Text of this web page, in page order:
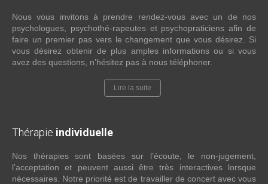
Nous vous invitons à prendre rendez-vous avec un de nos
psychologues, psychothé-rapeutes et psychopraticiens afin de
faire un premier pas vers le changement que vous désirez. Si
vous désirez obtenir de plus amples informations ou si vous
avez des questions, n’hésitez pas à nous téléphoner.
Lire la suite
Thérapie individuelle
Nos thérapies sont basées sur l’écoute, le non-jugement,
l’acceptation et peuvent aussi être très interactives lorsque
nécessaires. Notre priorité est de travailler de concert avec vous